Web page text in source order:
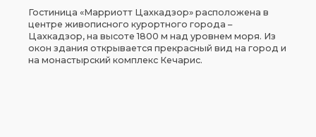
Гостиница «Марриотт Цахкадзор» расположена в
центре живописного курортного города –
Цахкадзор, на высоте 1800 м над уровнем моря. Из
окон здания открывается прекрасный вид на город и
на монастырский комплекс Кечарис.